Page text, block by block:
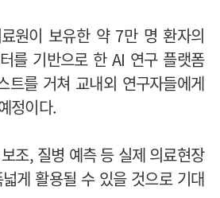
원이 보유한 약 7만 명 환자의
를 기반으로 한 AI 연구 플랫폼
트를 거쳐 교내외 연구자들에게
정이다.
조, 질병 예측 등 실제 의료현장
게 활용될 수 있을 것으로 기대